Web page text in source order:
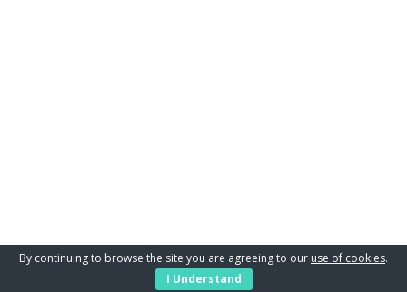
By continuing to browse the site you are agreeing to our use of cookies.
I Understand